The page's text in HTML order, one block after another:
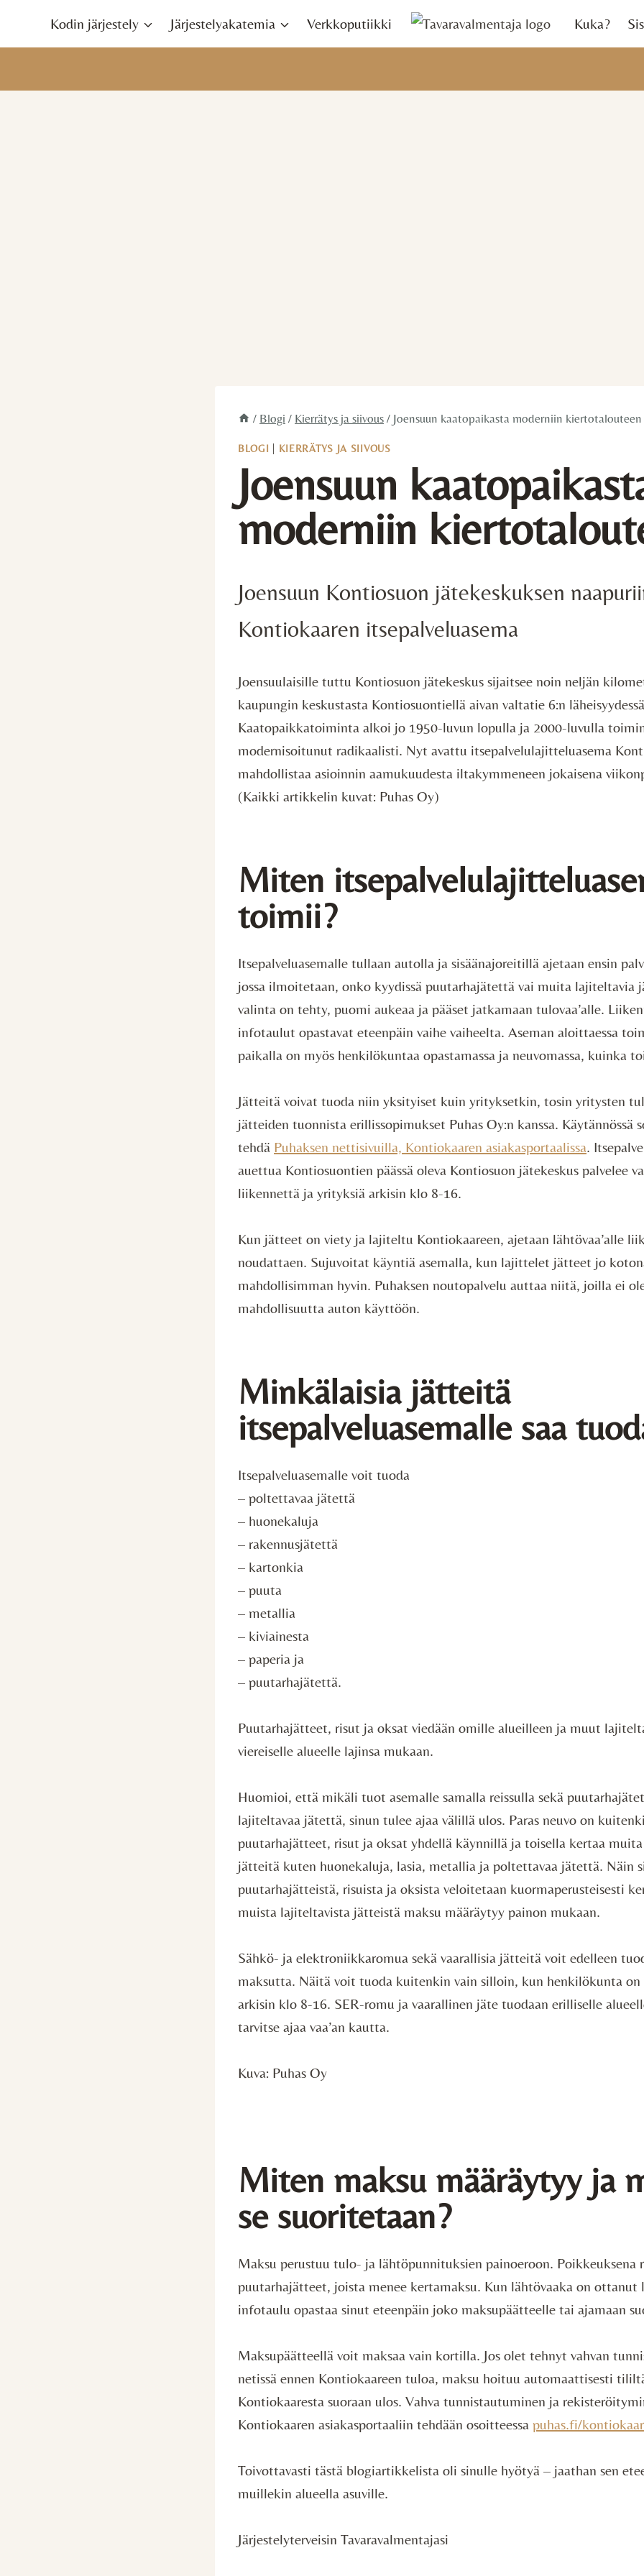
Kodin järjestely Järjestelyakatemia Verkkoputiikki Kuka?
/ Blogi / Kierrätys ja siivous / Joensuun kaatopaikasta moderniin kiertotalouteen
BLOGI KIERRÄTYS JA SIIVOUS
Joensuun
moderniin
Joensuun Kontiosuon jätekeskuksen
Kontiokaaren itsepalveluasema
Joensuulaisille tuttu Kontiosuon jätekeskus sijaitsee noin neljän
kaupungin keskustasta Kontiosuontiellä aivan valtatie 6:n
Kaatopaikkatoiminta alkoi jo 1950-luvun lopulla ja 2000-luvulla
modernisoitunut radikaalisti. Nyt avattu itsepalvelulajitteluasema
mahdollistaa asioinnin aamukuudesta iltakymmeneen jokaisena
(Kaikki artikkelin kuvat: Puhas Oy)
Miten
toimii?
Itsepalveluasemalle tullaan autolla ja sisäänajoreitillä ajetaan ensin
jossa ilmoitetaan, onko kyydissä puutarhajätettä vai muita lajiteltavia
valinta on tehty, puomi aukeaa ja pääset jatkamaan tulovaa’alle.
infotaulut opastavat eteenpäin vaihe vaiheelta. Aseman aloittaessa
paikalla on myös henkilökuntaa opastamassa ja neuvomassa, kuinka
Jätteitä voivat tuoda niin yksityiset kuin yrityksetkin, tosin yritysten
jätteiden tuonnista erillissopimukset Puhas Oy:n kanssa. Käytännössä
tehdä Puhaksen nettisivuilla, Kontiokaaren asiakasportaalissa.
auettua Kontiosuontien päässä oleva Kontiosuon jätekeskus palvelee
liikennettä ja yrityksiä arkisin klo 8-16.
Kun jätteet on viety ja lajiteltu Kontiokaareen, ajetaan lähtövaa’alle
noudattaen. Sujuvoitat käyntiä asemalla, kun lajittelet jätteet jo
mahdollisimman hyvin. Puhaksen noutopalvelu auttaa niitä, joilla ei
mahdollisuutta auton käyttöön.
Minkälaisia jätteitä
itsepalveluasemalle saa
Itsepalveluasemalle voit tuoda
– poltettavaa jätettä
– huonekaluja
– rakennusjätettä
– kartonkia
– puuta
– metallia
– kiviainesta
– paperia ja
– puutarhajätettä.
Puutarhajätteet, risut ja oksat viedään omille alueilleen ja muut
viereiselle alueelle lajinsa mukaan.
Huomioi, että mikäli tuot asemalle samalla reissulla sekä
lajiteltavaa jätettä, sinun tulee ajaa välillä ulos. Paras neuvo on
puutarhajätteet, risut ja oksat yhdellä käynnillä ja toisella kertaa
jätteitä kuten huonekaluja, lasia, metallia ja poltettavaa jätettä. Näin
puutarhajätteistä, risuista ja oksista veloitetaan kuormaperusteisesti
muista lajiteltavista jätteistä maksu määräytyy painon mukaan.
Sähkö- ja elektroniikkaromua sekä vaarallisia jätteitä voit edelleen
maksutta. Näitä voit tuoda kuitenkin vain silloin, kun henkilökunta
arkisin klo 8-16. SER-romu ja vaarallinen jäte tuodaan erilliselle
tarvitse ajaa vaa’an kautta.
Kuva: Puhas Oy
Miten maksu määräytyy ja
se suoritetaan?
Maksu perustuu tulo- ja lähtöpunnituksien painoeroon. Poikkeuksena
puutarhajätteet, joista menee kertamaksu. Kun lähtövaaka on ottanut
infotaulu opastaa sinut eteenpäin joko maksupäätteelle tai ajamaan
Maksupäätteellä voit maksaa vain kortilla. Jos olet tehnyt vahvan
netissä ennen Kontiokaareen tuloa, maksu hoituu automaattisesti
Kontiokaaresta suoraan ulos. Vahva tunnistautuminen ja
Kontiokaaren asiakasportaaliin tehdään osoitteessa puhas.fi/
Toivottavasti tästä blogiartikkelista oli sinulle hyötyä – jaathan sen
muillekin alueella asuville.
Järjestelyterveisin Tavaravalmentajasi